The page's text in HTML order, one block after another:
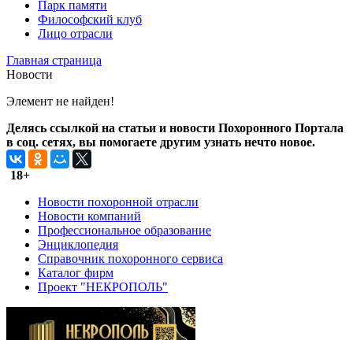
Парк памяти
Философский клуб
Лицо отрасли
Главная страница
Новости
Элемент не найден!
Делясь ссылкой на статьи и новости Похоронного Портала
в соц. сетях, вы помогаете другим узнать нечто новое.
18+
Новости похоронной отрасли
Новости компаний
Профессиональное образование
Энциклопедия
Справочник похоронного сервиса
Каталог фирм
Проект "НЕКРОПОЛЬ"